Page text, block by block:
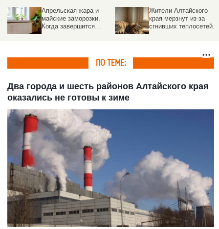
Апрельская жара и
майские заморозки.
Когда завершится
Жители Алтайского
края мерзнут из-за
сгнивших теплосетей
ПО ТЕМЕ:
Два города и шесть районов Алтайского края
оказались не готовы к зиме